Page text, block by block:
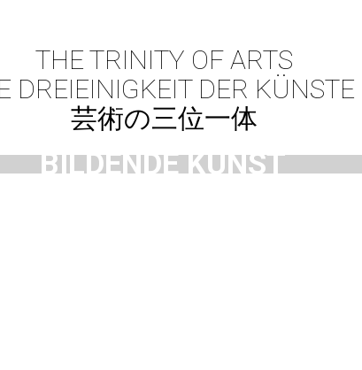
THE TRINITY OF ARTS
DREIEINIGKEIT DER KÜNSTE
芸術の三位一体
VISUAL ARTS
BILDENDE KUNST